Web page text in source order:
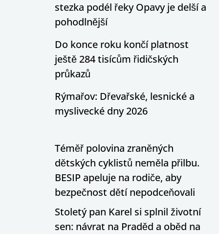
stezka podél řeky Opavy je delší a
pohodlnější
Do konce roku končí platnost
ještě 284 tisícům řidičských
průkazů
Rýmařov: Dřevařské, lesnické a
myslivecké dny 2026
Téměř polovina zraněných
dětských cyklistů neměla přilbu.
BESIP apeluje na rodiče, aby
bezpečnost dětí nepodceňovali
Stoletý pan Karel si splnil životní
sen: návrat na Praděd a oběd na